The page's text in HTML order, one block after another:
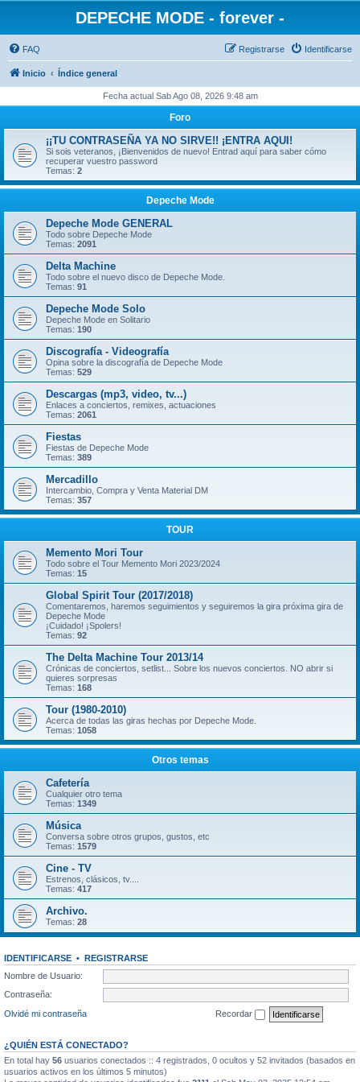
DEPECHE MODE - forever -
FAQ Identificarse
Registrarse
Inicio Índice general
Fecha actual Sab Ago 08, 2026 9:48 am
Foro
¡¡TU CONTRASEÑA YA NO SIRVE!! ¡ENTRA AQUI!
Si sois veteranos, ¡Bienvenidos de nuevo! Entrad aquí para saber cómo
recuperar vuestro password
Temas: 2
Depeche Mode
Depeche Mode GENERAL
Todo sobre Depeche Mode
Temas: 2091
Delta Machine
Todo sobre el nuevo disco de Depeche Mode.
Temas: 91
Depeche Mode Solo
Depeche Mode en Solitario
Temas: 190
Discografía - Videografía
Opina sobre la discografía de Depeche Mode
Temas: 529
Descargas (mp3, video, tv...)
Enlaces a conciertos, remixes, actuaciones
Temas: 2061
Fiestas
Fiestas de Depeche Mode
Temas: 389
Mercadillo
Intercambio, Compra y Venta Material DM
Temas: 357
TOUR
Memento Mori Tour
Todo sobre el Tour Memento Mori 2023/2024
Temas: 15
Global Spirit Tour (2017/2018)
Comentaremos, haremos seguimientos y seguiremos la gira próxima gira de
Depeche Mode
¡Cuidado! ¡Spolers!
Temas: 92
The Delta Machine Tour 2013/14
Crónicas de conciertos, setlist... Sobre los nuevos conciertos. NO abrir si
quieres sorpresas
Temas: 168
Tour (1980-2010)
Acerca de todas las giras hechas por Depeche Mode.
Temas: 1058
Otros temas
Cafetería
Cualquier otro tema
Temas: 1349
Música
Conversa sobre otros grupos, gustos, etc
Temas: 1579
Cine - TV
Estrenos, clásicos, tv....
Temas: 417
Archivo.
Temas: 28
IDENTIFICARSE • REGISTRARSE
Nombre de Usuario:
Contraseña:
Olvidé mi contraseña
Recordar
¿QUIÉN ESTÁ CONECTADO?
En total hay 56 usuarios conectados :: 4 registrados, 0 ocultos y 52 invitados (basados en
usuarios activos en los últimos 5 minutos)